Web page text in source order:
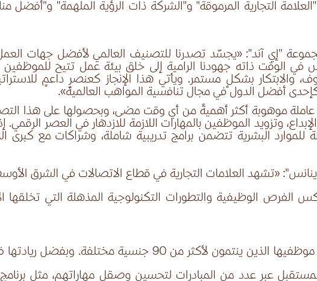
التجارية المرموقة" و"الشركة ذات الرؤية الملهمة" و"أفضل
"إي آند": «يجسّد تصدرنا للتصنيف العالمي لأفضل جهات
الوقت ذاته جهودنا الرامية إلى خلق بيئة عمل تتيح
بشكلٍ مستمر. ويأتي هذا الإنجاز كعنصرٍ داعمٍ
أفضل الدول في مجال تنافسية المواهب العالمية».
موهوبة أكثر أهميةً من أي وقت مضى، وبحصولها على هذا
وتزويد الموظفين بالمهارات اللازمة للازدهار في العصر الرقمي.
للموارد البشرية تتضمن برامج تدريبية شاملة، وشراكات مع كبرى
: «تشهد العلامات التجارية في قطاع الاتصالات في الشرق
الفرص الوظيفية والتطورات التكنولوجية المذهلة التي تخلقها
وتعمل "إي آند" على توفير بيئة عمل إيجابية وداعمة لاستبقاء موظفيها الذين
عبر عدد من المبادرات لتحسين وصقل مهاراتهم، مثل